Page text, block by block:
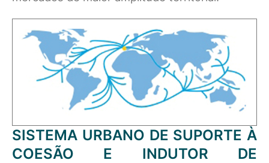
SISTEMA URBANO DE SUPORTE À
COESÃO E INDUTOR DE